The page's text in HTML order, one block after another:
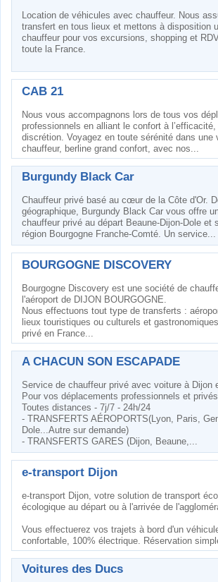
Location de véhicules avec chauffeur. Nous
transfert en tous lieux et mettons à disposition
chauffeur pour vos excursions, shopping et
toute la France.
CAB 21
Nous vous accompagnons lors de tous vos
professionnels en alliant le confort à
discrétion. Voyagez en toute sérénité dans une
chauffeur, berline grand confort, avec nos...
Burgundy Black Car
Chauffeur privé basé au cœur de la Côte d'Or.
géographique, Burgundy Black Car vous offre
chauffeur privé au départ Beaune-Dijon-Dole et
région Bourgogne Franche-Comté. Un service...
BOURGOGNE DISCOVERY
Bourgogne Discovery est une société de
l'aéroport de DIJON BOURGOGNE.
Nous effectuons tout type de transferts :
lieux touristiques ou culturels et
privé en France...
A CHACUN SON ESCAPADE
Service de chauffeur privé avec voiture à Dijon
Pour vos déplacements professionnels et
Toutes distances - 7j/7 - 24h/24
- TRANSFERTS AÉROPORTS(Lyon, Paris,
Dole...Autre sur demande)
- TRANSFERTS GARES (Dijon, Beaune,...
e-transport Dijon
e-transport Dijon, votre solution de transport
écologique au départ ou à l'arrivée de
Vous effectuerez vos trajets à bord d'un
confortable, 100% électrique. Réservation
Voitures des Ducs